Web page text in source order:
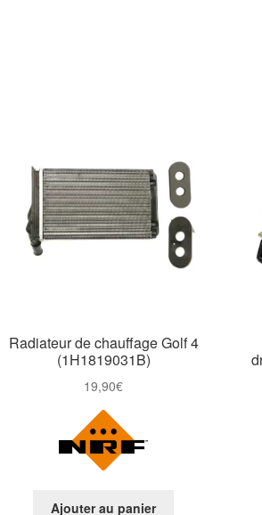
Radiateur de chauffage Golf 4
(1H1819031B)
19,90€
Ajouter au panier